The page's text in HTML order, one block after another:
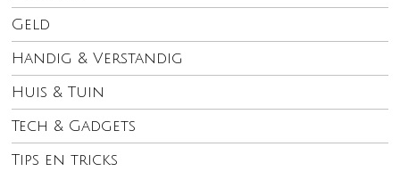
Geld
Handig & Verstandig
Huis & Tuin
Tech & Gadgets
Tips en tricks